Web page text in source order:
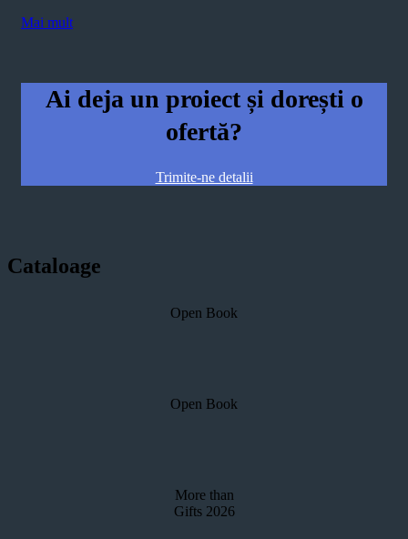
Mai mult
Ai deja un proiect și dorești o
ofertă?
Trimite-ne detalii
Cataloage
Open Book
Open Book
More than
Gifts 2026